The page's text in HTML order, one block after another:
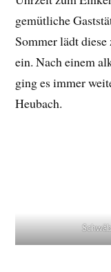
gemütliche
Sommer lädt
ein. Nach einem
ging es immer
Heubach.